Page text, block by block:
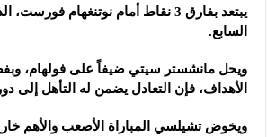
يبتعد بفارق 3 نقاط أمام نوتنغهام
السابع.
ويحل مانشستر سيتي ضيفاً على فولهام،
الأهداف، فإن التعادل يضمن له التأهل إلى
ويخوض تشيلسي المباراة الأصعب والأهم